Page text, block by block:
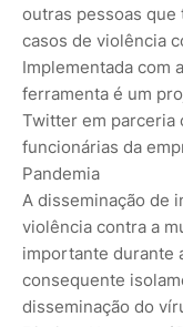
outras pessoas
casos de violência
Implementada com
ferramenta é um
Twitter em parceria
funcionárias da
Pandemia
A disseminação de
violência contra a
importante durante
consequente
disseminação do